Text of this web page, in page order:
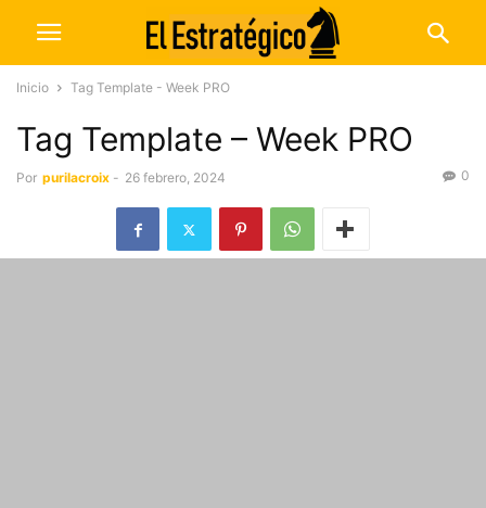
Inicio Tag Template - Week PRO
Tag Template – Week PRO
Por purilacroix - 26 febrero, 2024 0